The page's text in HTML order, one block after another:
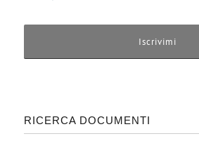
RICERCA DOCUMENTI